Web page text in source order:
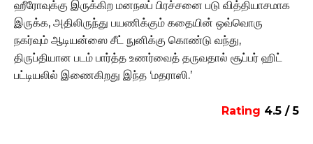
ஹீரோவுக்கு இருக்கிற மனநலப் பிரச்சனை படு வித்தியாசமாக
இருக்க, அதிலிருந்து பயணிக்கும் கதையின் ஒவ்வொரு
நகர்வும் ஆடியன்ஸை சீட் நுனிக்கு கொண்டு வந்து,
திருப்தியான படம் பார்த்த உணர்வைத் தருவதால் சூப்பர் ஹிட்
பட்டியலில் இணைகிறது இந்த ‘மதராஸி.’
Rating 4.5 / 5